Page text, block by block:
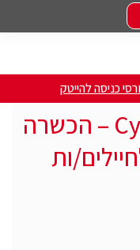
כניסה להייטק
בוטקמפ Cyber Cloud – הכשרה
ות